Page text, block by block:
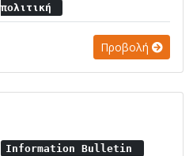
πολιτική
Προβολή
Information Bulletin